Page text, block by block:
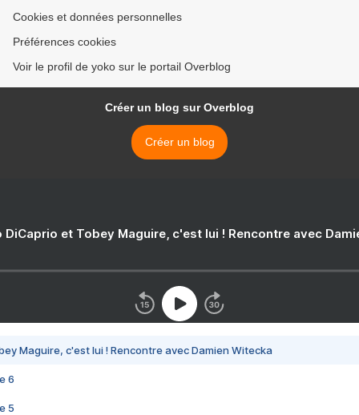
Cookies et données personnelles
Préférences cookies
Voir le profil de yoko sur le portail Overblog
Créer un blog sur Overblog
Créer un blog
DiCaprio et Tobey Maguire, c'est lui ! Rencontre avec
Maguire, c'est lui ! Rencontre avec Damien Witecka
6
5